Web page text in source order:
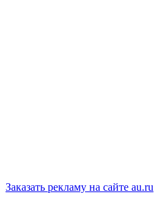
Заказать рекламу на сайте au.ru